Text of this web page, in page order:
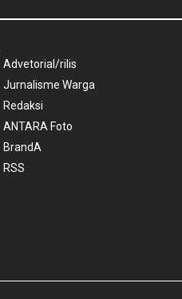
Advetorial/rilis
Jurnalisme Warga
Redaksi
ANTARA Foto
BrandA
RSS